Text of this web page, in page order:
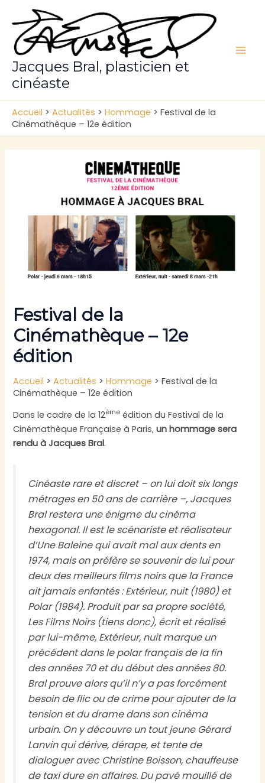
contenu
Jacques Bral, plasticien et
cinéaste
Accueil > Actualités > Hommage > Festival de la
Cinémathèque – 12e édition
Festival de la
Cinémathèque – 12e
édition
Accueil >Actualités >Hommage >Festival de la
Cinémathèque – 12e édition
Dans le cadre de la 12ème édition du Festival de la
Cinémathèque Française à Paris,un hommage sera
rendu à Jacques Bral.
Cinéaste rare et discret – on lui doit six longs
métrages en 50 ans de carrière –, Jacques
Bral restera une énigme du cinéma
hexagonal. Il est le scénariste et réalisateur
d’Une Baleine qui avait mal aux dentsen
1974, mais on préfère se souvenir de lui pour
deux des meilleurs films noirs que la France
ait jamais enfantés :Extérieur, nuit(1980) et
Polar(1984). Produit par sa propre société,
Les Films Noirs (tiens donc), écrit et réalisé
par lui-même, Extérieur, nuitmarque un
précédent dans le polar français de la fin
des années 70 et du début des années 80.
Bral prouve alors qu’il n’y a pas forcément
besoin de flic ou de crime pour ajouter de la
tension et du drame dans son cinéma
urbain. On y découvre un tout jeune Gérard
Lanvin qui dérive, dérape, et tente de
dialoguer avec Christine Boisson, chauffeuse
de taxi dure en affaires. Du pavé mouillé de